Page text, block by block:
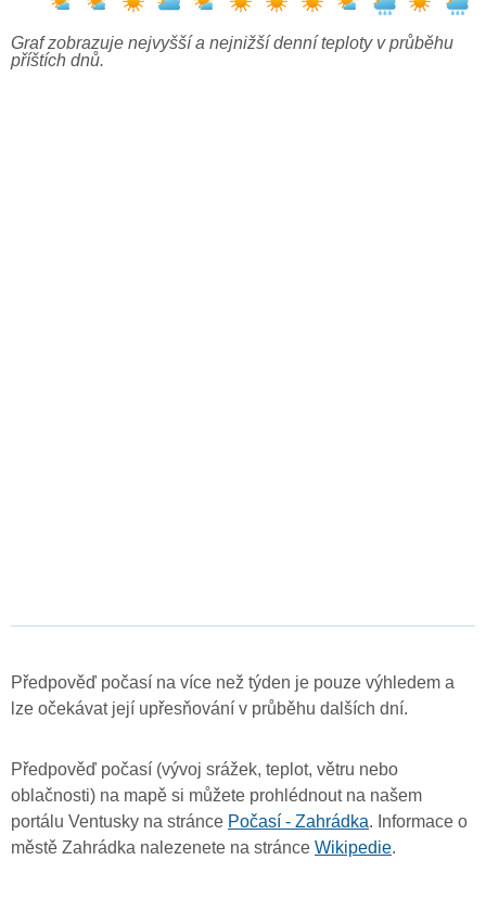
Graf zobrazuje nejvyšší a nejnižší denní teploty v průběhu
příštích dnů.
Předpověď počasí na více než týden je pouze výhledem a
lze očekávat její upřesňování v průběhu dalších dní.
Předpověď počasí (vývoj srážek, teplot, větru nebo
oblačnosti) na mapě si můžete prohlédnout na našem
portálu Ventusky na stránce Počasí - Zahrádka. Informace o
městě Zahrádka nalezenete na stránce Wikipedie.